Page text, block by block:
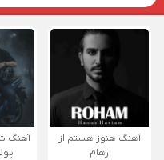
آهنگ هنوز هستم از
رهام
آهنگ